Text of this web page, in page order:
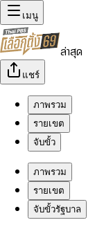
เมนู
ล่าสุด
แชร์
ภาพรวม
รายเขต
จับขั้ว
ภาพรวม
รายเขต
จับขั้วรัฐบาล